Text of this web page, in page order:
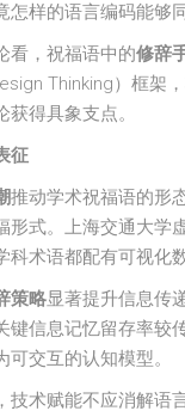
怎样的语言编码能够
看，祝福语中的修辞
Thinking）框架
得具象支点。
征
推动学术祝福语的形
形式。上海交通大学
术语都配有可视化
策略显著提升信息传
键信息记忆留存率较
交互的认知模型。
技术赋能不应消解语